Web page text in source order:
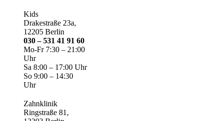
Kids
Drakestraße 23a,
12205 Berlin
030 – 531 41 91 60
Mo-Fr 7:30 – 21:00
Uhr
Sa 8:00 – 17:00 Uhr
So 9:00 – 14:30
Uhr
Zahnklinik
Ringstraße 81,